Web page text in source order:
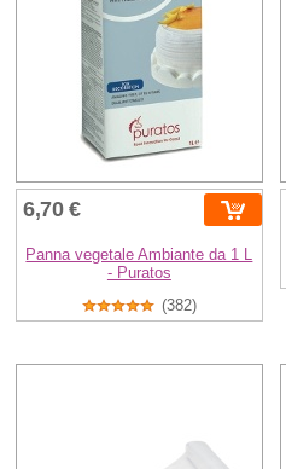
6,70 €
Panna vegetale Ambiante da 1 L
- Puratos
(382)